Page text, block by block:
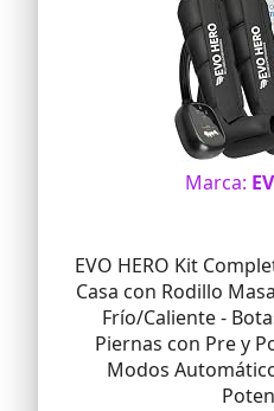
Marca:
EVO HERO Kit
Casa con Rodillo
Frío/Caliente -
Piernas con Pre y
Modos